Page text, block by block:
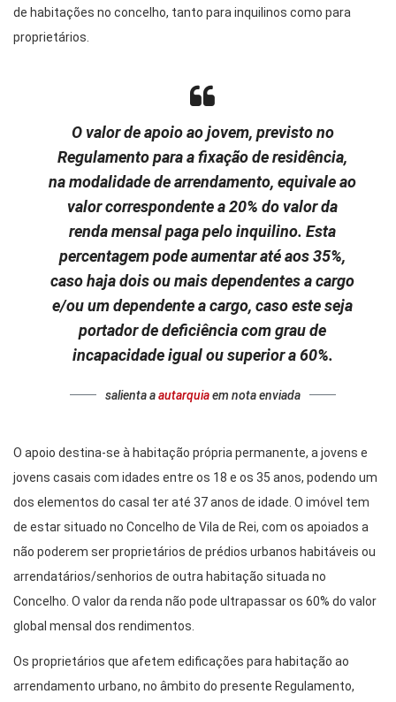
de habitações no concelho, tanto para inquilinos como para
proprietários.
O valor de apoio ao jovem, previsto no
Regulamento para a fixação de residência,
na modalidade de arrendamento, equivale ao
valor correspondente a 20% do valor da
renda mensal paga pelo inquilino. Esta
percentagem pode aumentar até aos 35%,
caso haja dois ou mais dependentes a cargo
e/ou um dependente a cargo, caso este seja
portador de deficiência com grau de
incapacidade igual ou superior a 60%.
salienta aautarquiaem nota enviada
O apoio destina-se à habitação própria permanente, a jovens e
jovens casais com idades entre os 18 e os 35 anos, podendo um
dos elementos do casal ter até 37 anos de idade. O imóvel tem
de estar situado no Concelho de Vila de Rei, com os apoiados a
não poderem ser proprietários de prédios urbanos habitáveis ou
arrendatários/senhorios de outra habitação situada no
Concelho. O valor da renda não pode ultrapassar os 60% do valor
global mensal dos rendimentos.
Os proprietários que afetem edificações para habitação ao
arrendamento urbano, no âmbito do presente Regulamento,